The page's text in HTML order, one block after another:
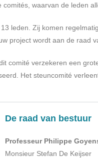
comités, waarvan de leden
leden. Zij komen
project wordt aan de raad
comité verzekeren een
Het steuncomité
De raad van bestuur
Professeur Philippe
Monsieur Stefan De Keijser